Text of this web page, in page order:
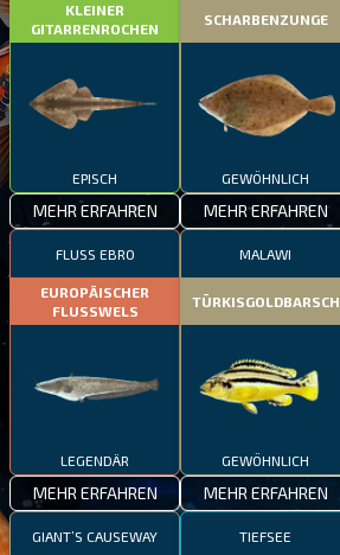
KLEINER
GITARRENROCHEN
EPISCH
MEHR ERFAHREN
SCHARBENZUNGE
GEWÖHNLICH
MEHR ERFAHREN
FLUSS EBRO
EUROPÄISCHER
FLUSSWELS
LEGENDÄR
MEHR ERFAHREN
MALAWI
TÜRKISGOLDBARSCH
GEWÖHNLICH
MEHR ERFAHREN
GIANT’S CAUSEWAY TIEFSEE